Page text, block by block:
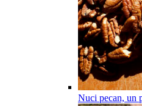
Nuci pecan, un